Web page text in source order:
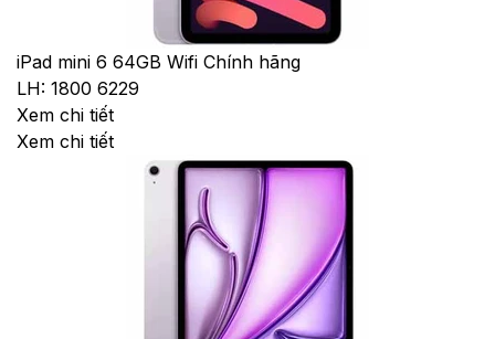
iPad mini 6 64GB Wifi Chính hãng
LH: 1800 6229
Xem chi tiết
Xem chi tiết